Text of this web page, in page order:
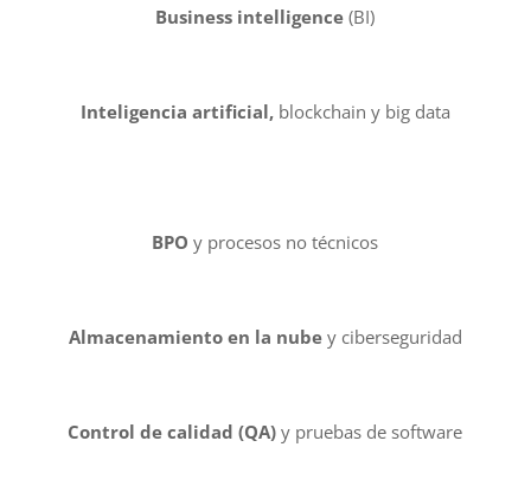
Business intelligence (BI)
Inteligencia artificial,blockchain y big data
BPOy procesos no técnicos
Almacenamiento en la nubey ciberseguridad
Control de calidad (QA) y pruebas de software